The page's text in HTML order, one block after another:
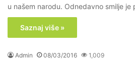
u našem narodu. Odnedavno smilje je
Saznaj više »
Admin 08/03/2016 1,009